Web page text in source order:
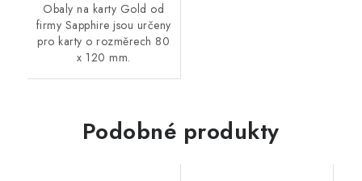
Obaly na karty Gold od
firmy Sapphire jsou určeny
pro karty o rozměrech 80
x 120 mm.
Podobné produkty